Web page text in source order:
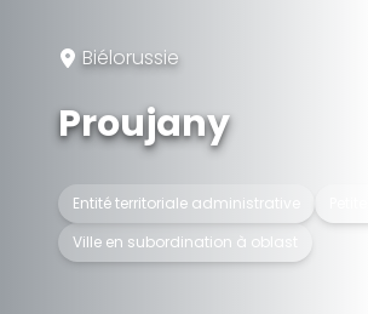
Biélorussie
Proujany
Entité territoriale administrative
Ville en subordination à oblast